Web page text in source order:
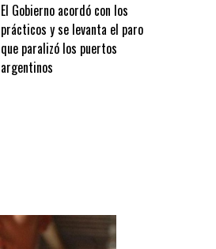
El Gobierno acordó con los
prácticos y se levanta el paro
que paralizó los puertos
argentinos